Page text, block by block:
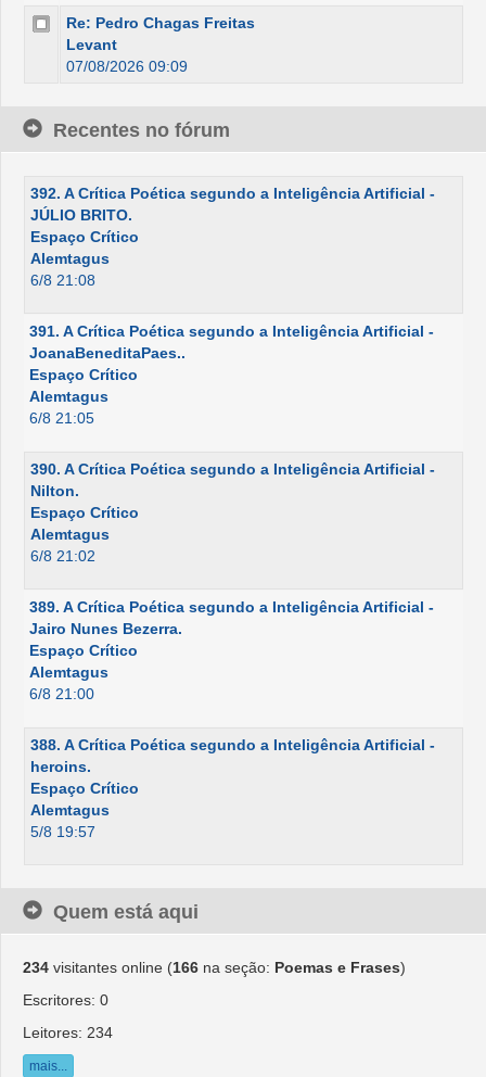
Re: Pedro Chagas Freitas
Levant
07/08/2026 09:09
Recentes no fórum
392. A Crítica Poética segundo a Inteligência Artificial -
JÚLIO BRITO.
Espaço Crítico
Alemtagus
6/8 21:08
391. A Crítica Poética segundo a Inteligência Artificial -
JoanaBeneditaPaes..
Espaço Crítico
Alemtagus
6/8 21:05
390. A Crítica Poética segundo a Inteligência Artificial -
Nilton.
Espaço Crítico
Alemtagus
6/8 21:02
389. A Crítica Poética segundo a Inteligência Artificial -
Jairo Nunes Bezerra.
Espaço Crítico
Alemtagus
6/8 21:00
388. A Crítica Poética segundo a Inteligência Artificial -
heroins.
Espaço Crítico
Alemtagus
5/8 19:57
Quem está aqui
234 visitantes online (166 na seção: Poemas e Frases)
Escritores: 0
Leitores: 234
mais...